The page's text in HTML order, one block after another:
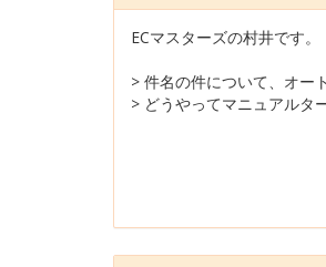
ECマスターズの村井です。
> 件名の件について、オー
> どうやってマニュアル